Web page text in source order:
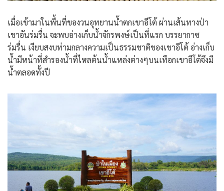
เมื่อเข้ามาในพื้นที่ของวนอุทยานน้ำตกเขาอีโต้ ผ่านเส้นทางป่า
เขาอันร่มรื่น จะพบอ่างเก็บน้ำจักรพงษ์เป็นที่แรก บรรยากาซ
ร่มรื่น เงียบสงบท่ามกลางความเป็นธรรมชาติของเขาอีโต้ อ่างเก็บ
น้ำมีหน้าที่สำรองน้ำที่ไหลต้นน้ำแหล่งต่างๆบนเทือกเขาอีโต้จึงมี
น้ำตลอดทั้งปี